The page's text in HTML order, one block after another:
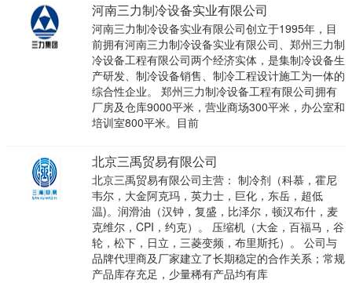
河南三力制冷设备实业有限公司
河南三力制冷设备实业有限公司创立于1995年，目
前拥有河南三力制冷设备实业有限公司、郑州三力制
冷设备工程有限公司两个经济实体，是集制冷设备生
产研发、制冷设备销售、制冷工程设计施工为一体的
综合性企业。 郑州三力制冷设备工程有限公司拥有
厂房及仓库9000平米，营业商场300平米，办公室和
培训室800平米。目前
北京三禹贸易有限公司
北京三禹贸易有限公司主营： 制冷剂（科慕，霍尼
韦尔，大金阿克玛，英力士，巨化，东岳，超低
温)。润滑油（汉钟，复盛，比泽尔，顿汉布什，麦
克维尔，CPI，约克）。 压缩机（大金，百福马，谷
轮，松下，日立，三菱变频，布里斯托）。 公司与
品牌代理商及厂家建立了长期稳定的合作关系；常规
产品库存充足，少量稀有产品均有库